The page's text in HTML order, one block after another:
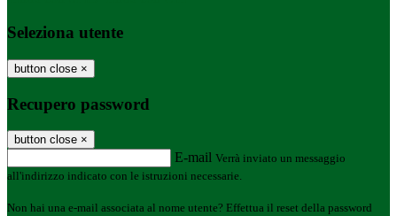
Seleziona utente
button close ×
Recupero password
button close ×
E-mail Verrà inviato un messaggio
all'indirizzo indicato con le istruzioni necessarie.
Non hai una e-mail associata al nome utente? Effettua il reset della password